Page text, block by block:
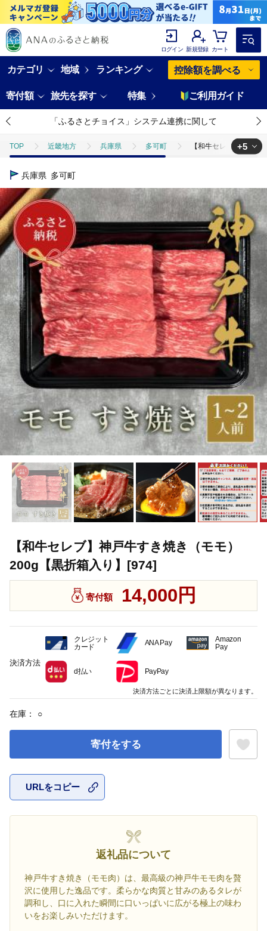
ログイン 新規登録 カート
カテゴリ 地域 ランキング 控除額を調べる
寄付額 旅先を探す 特集 ご利用ガイド
「ふるさとチョイス」システム連携に関して
TOP 近畿地方 兵庫県 多可町 【和牛セレブ】神戸
TOP
TOP 肉 【和牛セレブ】神戸牛すき焼き（モモ）200g
TOP 肉 神戸牛 【和牛セレブ】神戸牛すき焼
TOP 肉 牛肉 すき焼き(牛肉) 【和牛セレブ】神戸牛
TOP 肉 牛肉 しゃぶしゃぶ(牛肉) 【和牛セレブ】神
+5
兵庫県 多可町
【和牛セレブ】神戸牛すき焼き（モモ）
200g【黒折箱入り】[974]
寄付額 14,000円
在庫： ○
寄付をする
URLをコピー
返礼品について
神戸牛すき焼き（モモ肉）は、最高級の神戸牛モモ肉を贅
沢に使用した逸品です。柔らかな肉質と甘みのあるタレが
調和し、口に入れた瞬間に口いっぱいに広がる極上の味わ
いをお楽しみいただけます。
決済方法
クレジット
カード
ANA Pay
Amazon
Pay
d払い PayPay
決済方法ごとに決済上限額が異なります。